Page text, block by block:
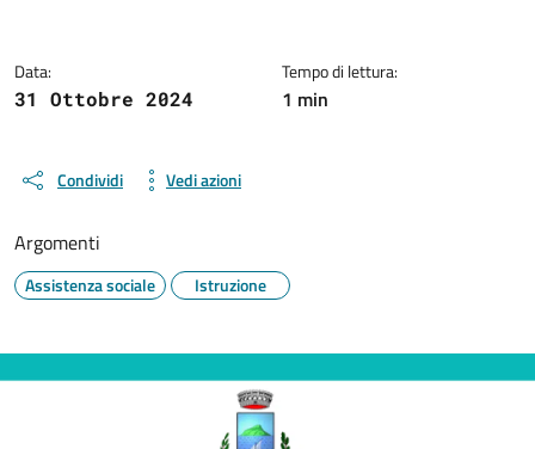
Data:
31 Ottobre 2024
Tempo di lettura:
1 min
Condividi Vedi azioni
Argomenti
Assistenza sociale Istruzione